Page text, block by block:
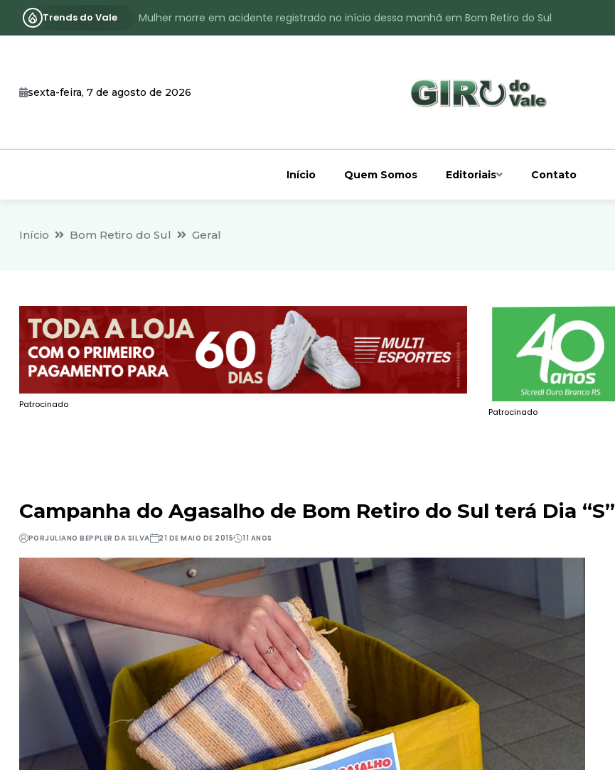
Trends do Vale
Mulher morre em acidente registrado no início dessa manhã em Bom Retiro do Sul
Identificado o jovem assassinado no interior de Bom Retiro do Sul
sexta-feira, 7 de agosto de 2026
Início Quem Somos Editoriais Contato
Início Bom Retiro do Sul Geral
Patrocinado
Patrocinado
Campanha do Agasalho de Bom Retiro do Sul terá Dia “S”
PORJULIANO BEPPLER DA SILVA 21 DE MAIO DE 2015 11 ANOS